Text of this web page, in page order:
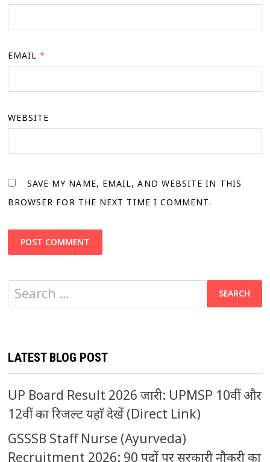
EMAIL*
WEBSITE
SAVE MY NAME, EMAIL, AND WEBSITE IN THIS
BROWSER FOR THE NEXT TIME I COMMENT.
Search
for:
LATEST BLOG POST
UP Board Result 2026 जारी: UPMSP 10वीं और
12वीं का रिजल्ट यहाँ देखें (Direct Link)
GSSSB Staff Nurse (Ayurveda)
Recruitment 2026: 90 पदों पर सरकारी नौकरी का